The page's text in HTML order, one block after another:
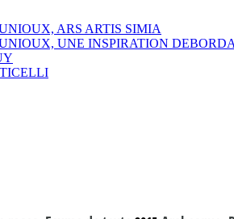
ARS ARTIS SIMIA
UNE INSPIRATION